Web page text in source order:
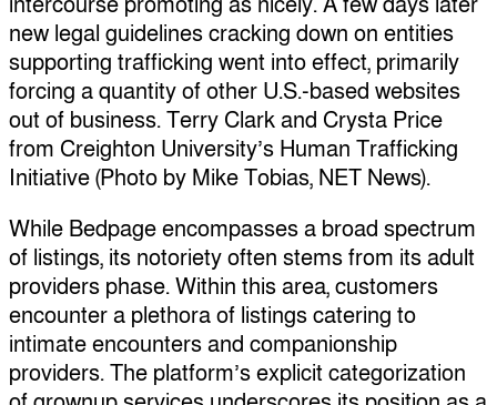
new legal guidelines cracking down on entities
supporting trafficking went into effect, primarily
forcing a quantity of other U.S.-based websites
out of business. Terry Clark and Crysta Price
from Creighton University’s Human Trafficking
Initiative (Photo by Mike Tobias, NET News).
While Bedpage encompasses a broad spectrum
of listings, its notoriety often stems from its adult
providers phase. Within this area, customers
encounter a plethora of listings catering to
intimate encounters and companionship
providers. The platform’s explicit categorization